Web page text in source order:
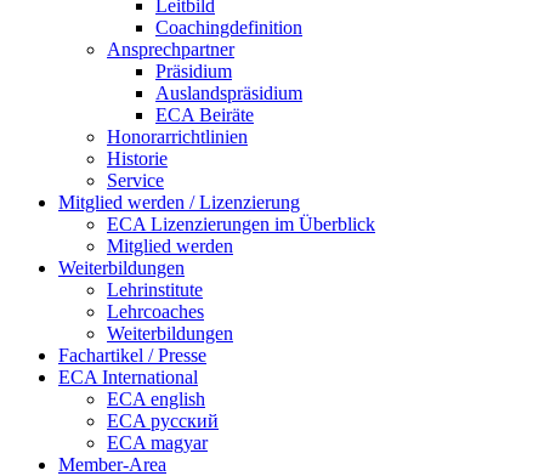
Leitbild
Coachingdefinition
Ansprechpartner
Präsidium
Auslandspräsidium
ECA Beiräte
Honorarrichtlinien
Historie
Service
Mitglied werden / Lizenzierung
ECA Lizenzierungen im Überblick
Mitglied werden
Weiterbildungen
Lehrinstitute
Lehrcoaches
Weiterbildungen
Fachartikel / Presse
ECA International
ECA english
ECA русский
ECA magyar
Member-Area